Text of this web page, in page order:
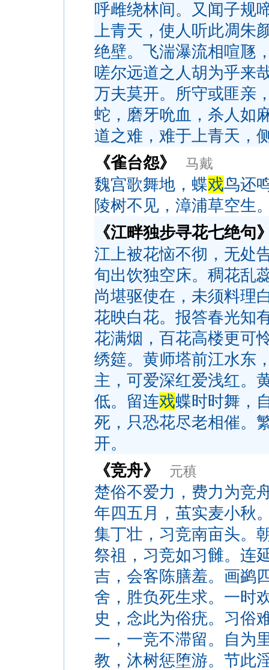
呼雌绕林间。又闻子规
上青天，使人听此凋朱
绝壁。飞湍瀑流相喧豗
嗟尔远道之人胡为乎来
万夫莫开。所守或匪亲
蛇，磨牙吮血，杀人如
道之难，难于上青天，
《雀台怨》
马戴
魏宫歌舞地，蝶戏鸟还
陵树不见，漳浦草空生
《江畔独步寻花七绝句
江上被花恼不彻，无处
旬出饮独空床。稠花乱
尚堪驱使在，未须料理
花映白花。报答春光知
花满烟，百花高楼更可
绣筵。黄师塔前江水东
主，可爱深红爱浅红。
低。留连戏蝶时时舞，
死，只恐花尽老相催。
开。
《竞舟》
元稹
楚俗不爱力，费力为竞
年四五月，茧实麦小秋
集丁壮，习竞南亩头。
祭祖，习竞如习雠。连
吉，会客陈膳羞。画鹢
舍，胜负死生求。一时
史，念此为俗疣。习俗
一，一竞不滞留。自为
教，沐树惩堕游。节此